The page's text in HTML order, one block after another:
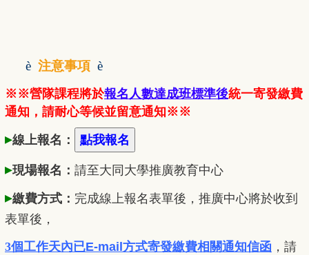
è 注意事項 è
※※營隊課程將於報名人數達成班標準後統一寄發繳費
通知，請耐心等候並留意通知※※
▸線上報名：
▸現場報名： 請至大同大學推廣教育中心
▸繳費方式： 完成線上報名表單後，推廣中心將於收到
表單後，
3個工作天內已E-mail方式寄發繳費相關通知信函 ， 請